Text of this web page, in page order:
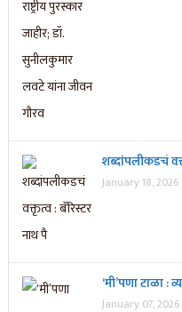
शब्दांपलीकडचं
January 18, 2026
‘मी’पणा टाळा :
January 07, 2026